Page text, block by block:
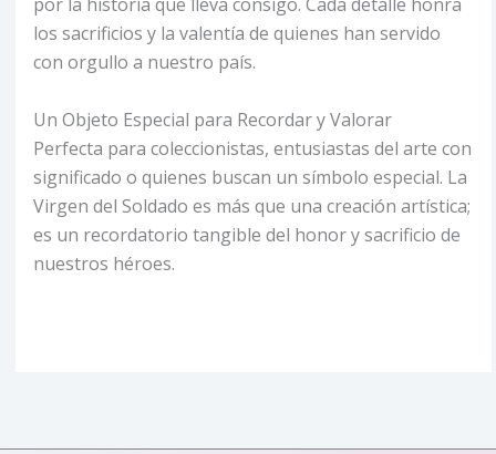
los sacrificios y la valentía de quienes han servido
con orgullo a nuestro país.
Un Objeto Especial para Recordar y Valorar
Perfecta para coleccionistas, entusiastas del arte con
significado o quienes buscan un símbolo especial. La
Virgen del Soldado es más que una creación artística;
es un recordatorio tangible del honor y sacrificio de
nuestros héroes.